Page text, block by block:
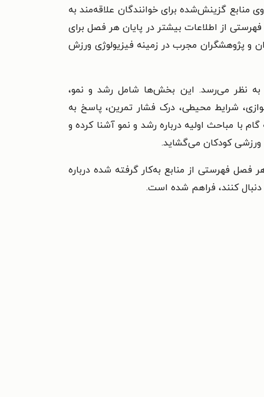
گزینش‌شده برای خوانندگان علاقه‌مند به
از اطلاعات بیشتر در پایان هر فصل برای
و پژوهشگران مجرب در زمینه فیزیولوژی ورزش
ضروری به نظر می‌رسد. اين بخش‌ها شامل رشد و نمو،
شرایط محیطی، درک فشار تمرین، پاسخ به
با مباحث اولیه درباره رشد و نمو آشنا کرده و
ورزشی کودکان می‌گشاید.
فهرستی از منابع به‌کار گرفته شده درباره
کنند، فراهم شده است.